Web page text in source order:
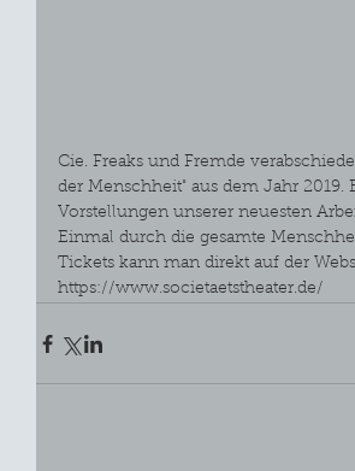
Cie. Freaks und Fremde
der Menschheit" aus dem Jahr
Vorstellungen unserer neuesten
Einmal durch die gesamte
Tickets kann man direkt auf der
https://www.societaetstheater.de/